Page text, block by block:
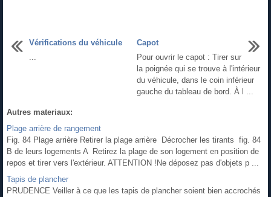
Vérifications du véhicule
...
Capot
Pour ouvrir le capot : Tirer sur
la poignée qui se trouve à l'intérieur
du véhicule, dans le coin inférieur
gauche du tableau de bord. À l ...
Autres materiaux:
Plage arrière de rangement
Fig. 84 Plage arrière Retirer la plage arrière Décrocher les tirants fig. 84
B de leurs logements A Retirez la plage de son logement en position de
repos et tirer vers l'extérieur. ATTENTION !Ne déposez pas d'objets p ...
Tapis de plancher
PRUDENCE Veiller à ce que les tapis de plancher soient bien accrochés